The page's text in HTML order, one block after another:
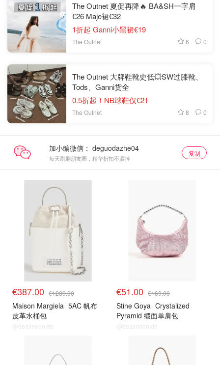
The Outnet 夏促再降🔥 BA&SH一字肩
€26 Maje裙€32
1折起 Ganni小黑裙€19
The Outnet 6 0
The Outnet 大牌鞋靴史低💥SW过膝靴、
Tods、Ganni货全
0.5折起！NB球鞋仅€21
The Outnet 8 0
加小编微信：
每天刷刷朋友圈，精华折扣不漏掉
复制
€387.00 €1289.00
Maison Margiela 5AC 帆布
皮革水桶包
@dealmoon.de
€51.00 €169.00
Stine Goya Crystalized
Pyramid 缎面单肩包
@dealmoon.de